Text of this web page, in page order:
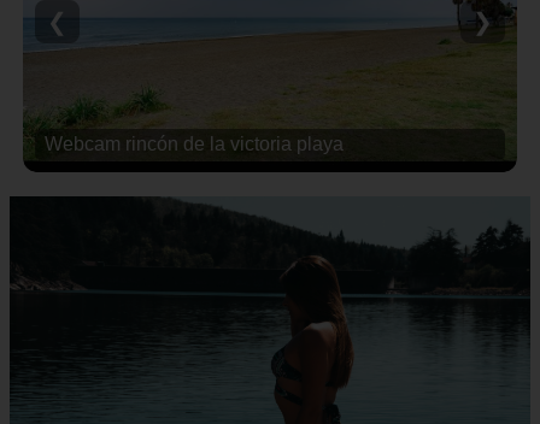
Webcam rincón de la victoria playa
❮ ❯